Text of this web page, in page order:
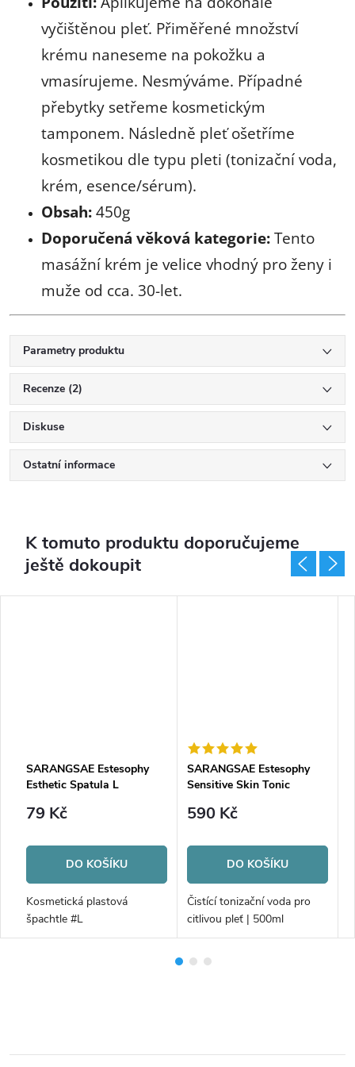
vyčištěnou pleť. Přiměřené množství
krému naneseme na pokožku a
vmasírujeme. Nesmýváme. Případné
přebytky setřeme kosmetickým
tamponem. Následně pleť ošetříme
kosmetikou dle typu pleti (tonizační voda,
krém, esence/sérum).
Obsah: 450g
Doporučená věková kategorie: Tento
masážní krém je velice vhodný pro ženy i
muže od cca. 30-let.
Parametry produktu
Recenze (2)
Diskuse
Ostatní informace
K tomuto produktu doporučujeme
ještě dokoupit
SARANGSAE Estesophy
Esthetic Spatula L
79 Kč
DO KOŠÍKU
Kosmetická plastová
špachtle #L
SARANGSAE Estesophy
Sensitive Skin Tonic
590 Kč
DO KOŠÍKU
Čistící tonizační voda pro
citlivou pleť | 500ml